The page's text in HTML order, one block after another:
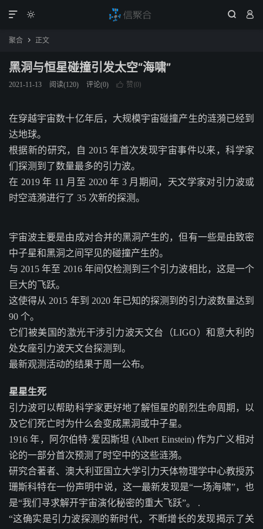
  

聚合  正文
黑洞与恒星碰撞引发太空“海啸”
2021-11-13 阅读(120) 评论(0)  赞(0)
在穿越宇宙数十亿年后，大规模宇宙碰撞产生的涟漪已经到
达地球。
根据新的研究，自 2015 年首次发现宇宙事件以来，科学家
们探测到了数量最多的引力波。
在 2019 年 11 月至 2020 年 3 月期间，天文学家对引力波或
时空涟漪进行了 35 次新的探测。
宇宙波主要是由成对合并的黑洞产生的，但有一些是由致密
中子星和黑洞之间罕见的碰撞产生的。
与 2015 年至 2016 年间仅检测到三个引力波相比，这是一个
巨大的飞跃。
这使得从 2015 年到 2020 年已知的探测到的引力波数量达到
90 个。
它们被美国的激光干涉引力波天文台（LIGO）和意大利的
处女座引力波天文台探测到。
最新观测活动的结果于周一公布。
星星生死
引力波可以帮助科学家更好地了解恒星的剧烈生命周期，以
及它们死亡时为什么会变成黑洞或中子星。
1916 年，阿尔伯特·爱因斯坦 (Albert Einstein) 作为广义相对
论的一部分首次预测了时空中的这些涟漪。
研究合著者、澳大利亚国立大学引力天体物理学中心教授苏
珊斯科特在一份声明中说，这一最新发现是“一场海啸”，也
是“我们寻求解开宇宙演化秘密的重大飞跃”。 .
“这确实是引力波探测的新时代，不断增长的发现揭示了关